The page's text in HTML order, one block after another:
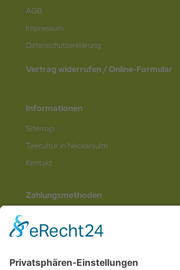
AGB
Impressum
Datenschutz­erklärung
Vertrag widerrufen / Online-Formular
Informationen
Sitemap
Teecultur in Neckarsulm
Kontakt
Zahlungsmethoden
Social Media